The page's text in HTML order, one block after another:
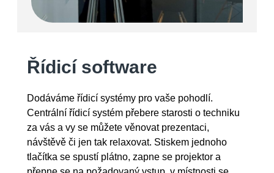
Řídicí software
Dodáváme řídicí systémy pro vaše pohodlí.
Centrální řídicí systém přebere starosti o techniku
za vás a vy se můžete věnovat prezentaci,
návštěvě či jen tak relaxovat. Stiskem jednoho
tlačítka se spustí plátno, zapne se projektor a